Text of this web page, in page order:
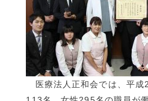
医療法人正和会では、平成